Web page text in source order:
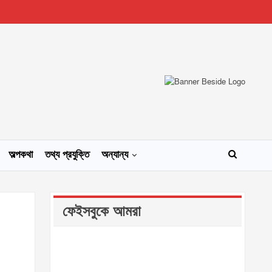
অল্পকথা তথ্য প্রযুক্তি অন্যান্য
ফেইসবুকে আমরা